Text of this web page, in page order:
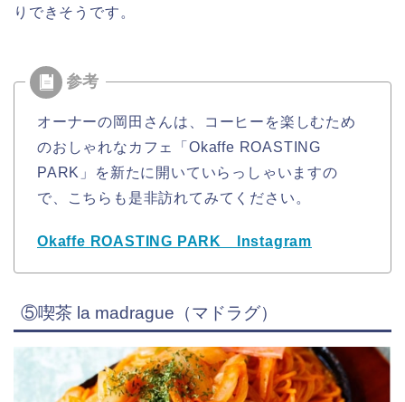
りできそうです。
オーナーの岡田さんは、コーヒーを楽しむため
のおしゃれなカフェ「Okaffe ROASTING
PARK」を新たに開いていらっしゃいますの
で、こちらも是非訪れてみてください。
Okaffe ROASTING PARK Instagram
⑤喫茶 la madrague（マドラグ）